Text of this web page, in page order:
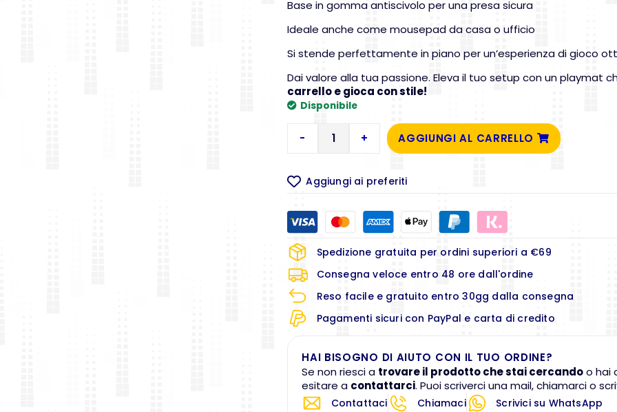
Base in gomma antiscivolo per una presa sicura
Ideale anche come mousepad da casa o ufficio
Si stende perfettamente in piano per un’esperienza di gioco
Dai valore alla tua passione. Eleva il tuo setup con un playmat
carrello e gioca con stile!
Disponibile
- + AGGIUNGI AL CARRELLO
Aggiungi ai preferiti
Spedizione gratuita per ordini superiori a €69
Consegna veloce entro 48 ore dall'ordine
Reso facile e gratuito entro 30gg dalla consegna
Pagamenti sicuri con PayPal e carta di credito
HAI BISOGNO DI AIUTO CON IL TUO ORDINE?
Se non riesci a trovare il prodotto che stai cercandoo hai
esitare a contattarci. Puoi scriverci una mail, chiamarci o
Contattaci Chiamaci Scrivici su WhatsApp